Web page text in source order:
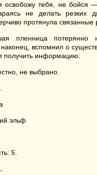
тебя, не бойся —
не делать резких
протянула связанные
пленница потерянно
вспомнил о
получить информацию:
не выбрано.
эльф
5.